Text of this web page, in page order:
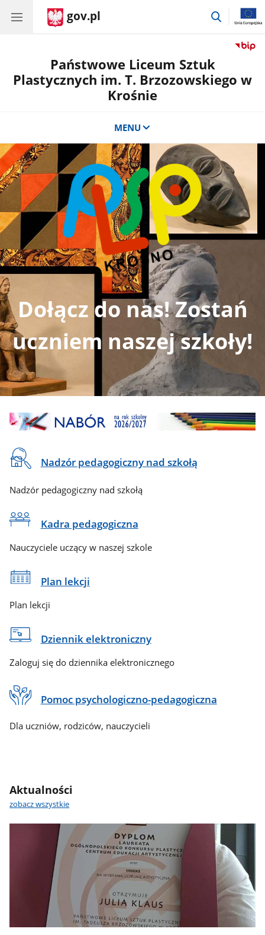
gov.pl
przejdź
Państwowe Liceum Sztuk
Plastycznych im. T. Brzozowskiego w
Krośnie
MENU
Dołącz do nas! Zostań
uczniem naszej szkoły!
CSS
do
Banner
NABÓR
REKRUTACJA
Na
skróty
Nadzór pedagogiczny nad szkołą
Nadzór pedagogiczny nad szkołą
Kadra pedagogiczna
Nauczyciele uczący w naszej szkole
Plan lekcji
Plan lekcji
Dziennik elektroniczny
Zaloguj się do dziennika elektronicznego
Pomoc psychologiczno-pedagogiczna
Dla uczniów, rodziców, nauczycieli
Aktualności
zobacz wszystkie